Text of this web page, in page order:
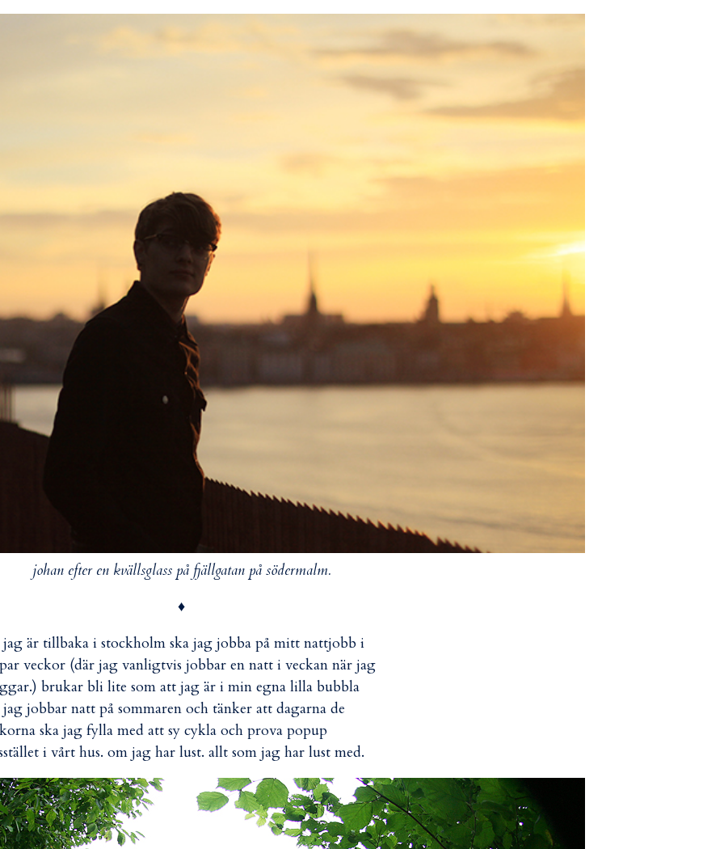
johan efter en kvällsglass på fjällgatan på södermalm.
♦
jag är tillbaka i stockholm ska jag jobba på mitt nattjobb i
veckor (där jag vanligtvis jobbar en natt i veckan när jag
brukar bli lite som att jag är i min egna lilla bubbla
jobbar natt på sommaren och tänker att dagarna de
ska jag fylla med att sy cykla och prova popup
i vårt hus. om jag har lust. allt som jag har lust med.